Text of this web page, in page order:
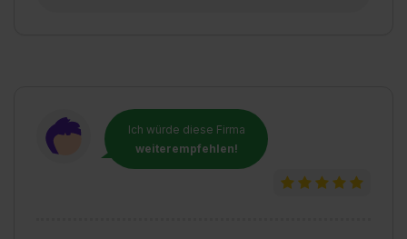
Ich würde diese Firma
weiterempfehlen!